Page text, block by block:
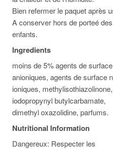
Bien refermer le paquet après
A conserver hors de porteé des
enfants.
Ingredients
moins de 5% agents de surface
anioniques, agents de surface
ioniques, methylisothiazolinone,
iodopropynyl butylcarbamate,
dimethyl oxazolidine, parfums.
Nutritional Information
Dangereux: Respecter les